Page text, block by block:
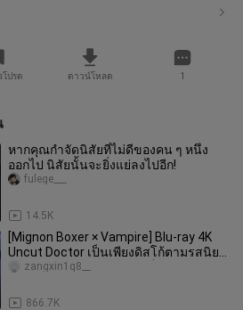
โปรด ดาวน์โหลด 1
หากคุณกำจัดนิสัยที่ไม่ดีของคน ๆ หนึ่ง
ออกไป นิสัยนั้นจะยิ่งแย่ลงไปอีก!
14.5K
fulege___
[Mignon Boxer × Vampire] Blu-ray 4K
Uncut Doctor เป็นเพียงดิสโก้ตามรสนิยม
ของฉัน! ตกปลามากเกินไปก็โดน
866.7K
zangxin1q8__